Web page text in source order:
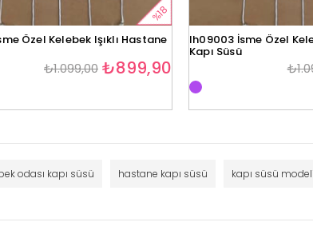
%18
Özel Kelebek Işıklı Hastane
₺899,90
₺1.099,00
lh09003 İsme Özel
Kapı Süsü
odası kapı süsü hastane kapı süsü kapı süsü modeli